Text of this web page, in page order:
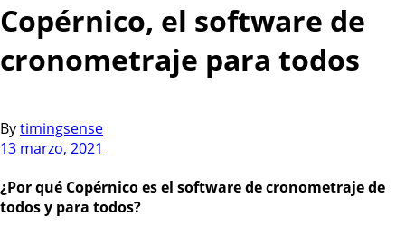
Copérnico, el software de
cronometraje para todos
Bytimingsense
13 marzo, 2021
¿Por qué Copérnico es el software de cronometraje de
todos y para todos?